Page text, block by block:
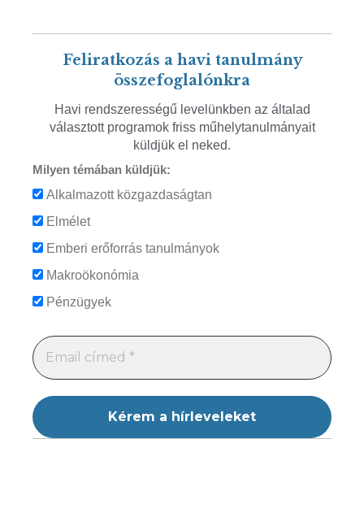
Feliratkozás a havi tanulmány
összefoglalónkra
Havi rendszerességű levelünkben az általad
választott programok friss műhelytanulmányait
küldjük el neked.
Milyen témában küldjük:
Alkalmazott közgazdaságtan
Elmélet
Emberi erőforrás tanulmányok
Makroökonómia
Pénzügyek